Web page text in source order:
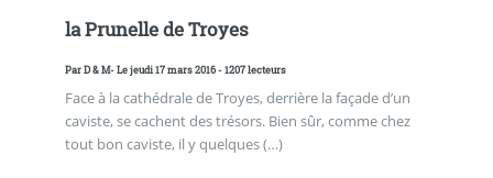
la Prunelle de Troyes
ParD & M- Le jeudi 17 mars 2016 - 1207 lecteurs
Face à la cathédrale de Troyes, derrière la façade d’un
caviste, se cachent des trésors. Bien sûr, comme chez
tout bon caviste, il y quelques (…)